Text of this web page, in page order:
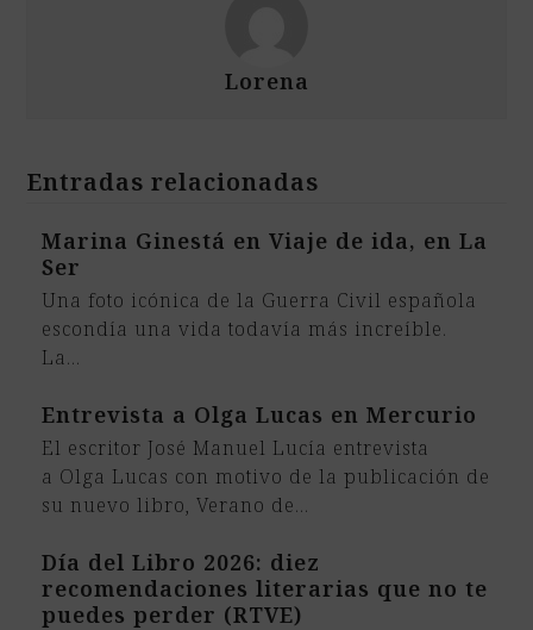
Lorena
Entradas relacionadas
Marina Ginestá en Viaje de ida, en La
Ser
Una foto icónica de la Guerra Civil española
escondía una vida todavía más increíble.
La…
Entrevista a Olga Lucas en Mercurio
El escritor José Manuel Lucía entrevista
a Olga Lucas con motivo de la publicación de
su nuevo libro, Verano de…
Día del Libro 2026: diez
recomendaciones literarias que no te
puedes perder (RTVE)